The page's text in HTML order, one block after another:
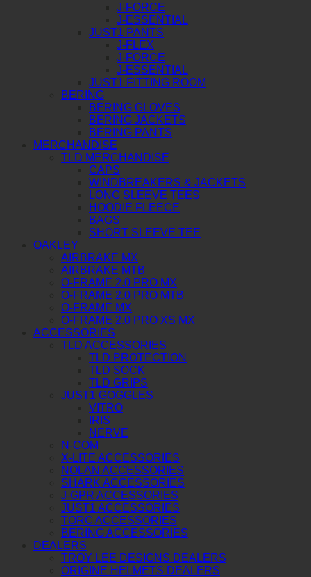
J-FORCE
J-ESSENTIAL
JUST1 PANTS
J-FLEX
J-FORCE
J-ESSENTIAL
JUST1 FITTING ROOM
BERING
BERING GLOVES
BERING JACKETS
BERING PANTS
MERCHANDISE
TLD MERCHANDISE
CAPS
WINDBREAKERS & JACKETS
LONG SLEEVE TEES
HOODIE FLEECE
BAGS
SHORT SLEEVE TEE
OAKLEY
AIRBRAKE MX
AIRBRAKE MTB
O-FRAME 2.0 PRO MX
O-FRAME 2.0 PRO MTB
O-FRAME MX
O-FRAME 2.0 PRO XS MX
ACCESSORIES
TLD ACCESSORIES
TLD PROTECTION
TLD SOCK
TLD GRIPS
JUST1 GOGGLES
VITRO
IRIS
NERVE
N-COM
X-LITE ACCESSORIES
NOLAN ACCESSORIES
SHARK ACCESSORIES
J-GPR ACCESSORIES
JUST1 ACCESSORIES
TORC ACCESSORIES
BERING ACCESSORIES
DEALERS
TROY LEE DESIGNS DEALERS
ORIGINE HELMETS DEALERS